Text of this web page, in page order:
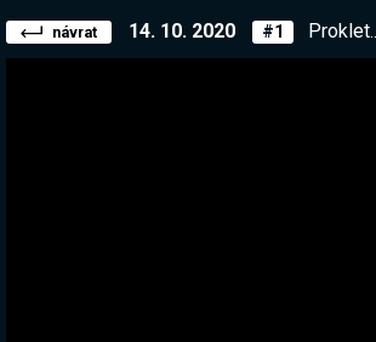
návrat 14. 10. 2020 #1 Prokletý dům plný duchů - Nejvyšší obtížnost. !list !starda